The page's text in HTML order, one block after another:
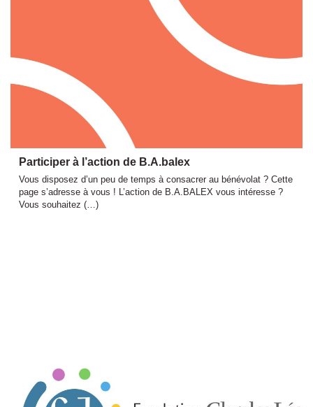
Participer à l’action de B.A.balex
Vous disposez d’un peu de temps à consacrer au bénévolat ? Cette
page s’adresse à vous ! L’action de B.A.BALEX vous intéresse ?
Vous souhaitez (…)